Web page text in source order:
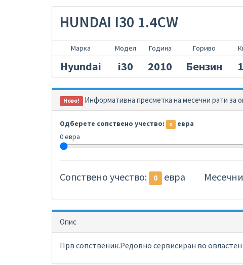
HUNDAI I30 1.4CW
Марка Модел Година Гориво
Hyundai i30 2010 Бензин
Ново! Информативна пресметка на месечни рати за
Одберете сопствено учество: 0 евра
0 евра
Сопствено учество: 0 евра
Опис
Прв сопственик.Редовно сервисиран во овластен